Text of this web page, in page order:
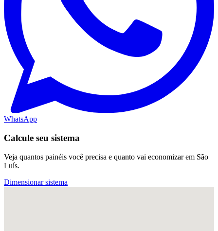
WhatsApp
Calcule seu sistema
Veja quantos painéis você precisa e quanto vai economizar em São
Luís.
Dimensionar sistema